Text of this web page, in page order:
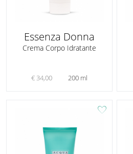
Essenza Donna
Crema Corpo Idratante
€ 34,00 200 ml
favorite